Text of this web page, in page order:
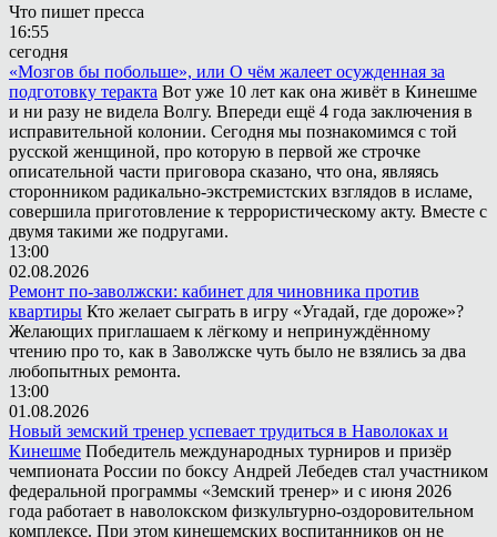
Что пишет пресса
16:55
сегодня
«Мозгов бы побольше», или О чём жалеет осужденная за
подготовку теракта Вот уже 10 лет как она живёт в Кинешме
и ни разу не видела Волгу. Впереди ещё 4 года заключения в
исправительной колонии. Сегодня мы познакомимся с той
русской женщиной, про которую в первой же строчке
описательной части приговора сказано, что она, являясь
сторонником радикально-экстремистских взглядов в исламе,
совершила приготовление к террористическому акту. Вместе с
двумя такими же подругами.
13:00
02.08.2026
Ремонт по-заволжски: кабинет для чиновника против
квартиры Кто желает сыграть в игру «Угадай, где дороже»?
Желающих приглашаем к лёгкому и непринуждённому
чтению про то, как в Заволжске чуть было не взялись за два
любопытных ремонта.
13:00
01.08.2026
Новый земский тренер успевает трудиться в Наволоках и
Кинешме Победитель международных турниров и призёр
чемпионата России по боксу Андрей Лебедев стал участником
федеральной программы «Земский тренер» и с июня 2026
года работает в наволокском физкультурно-оздоровительном
комплексе. При этом кинешемских воспитанников он не